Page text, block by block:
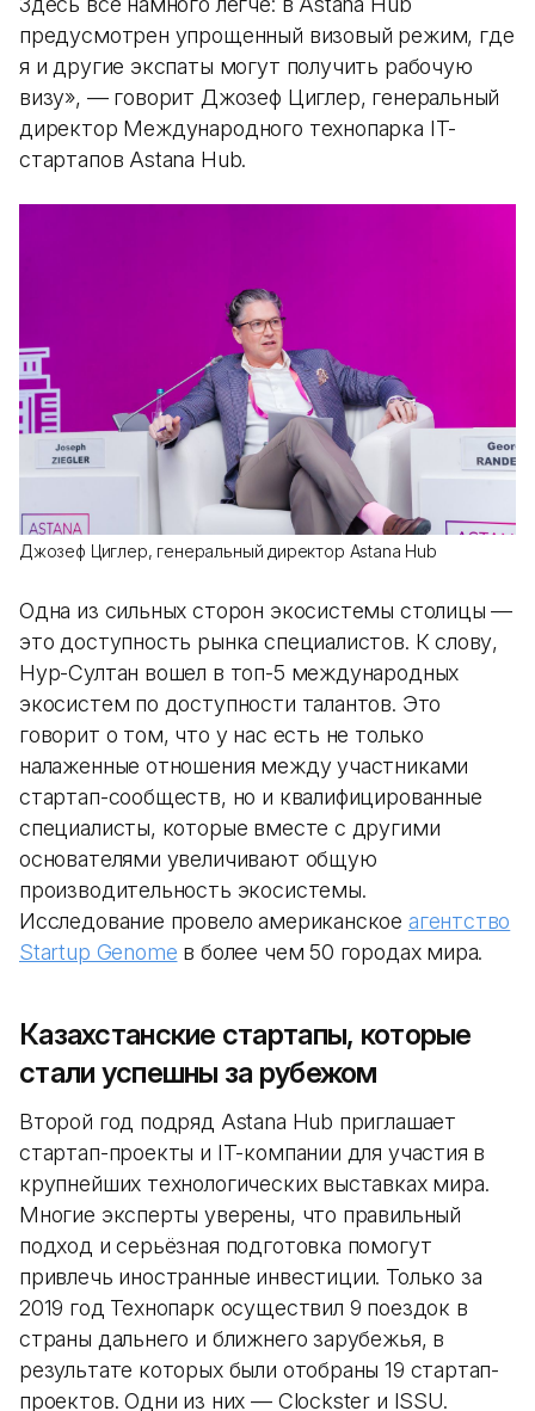
предусмотрен упрощенный визовый режим, где
я и другие экспаты могут получить рабочую
визу», — говорит Джозеф Циглер, генеральный
директор Международного технопарка IT-
стартапов Astana Hub.
Джозеф Циглер, генеральный директор Astana Hub
Одна из сильных сторон экосистемы столицы —
это доступность рынка специалистов. К слову,
Нур-Султан вошел в топ-5 международных
экосистем по доступности талантов. Это
говорит о том, что у нас есть не только
налаженные отношения между участниками
стартап-сообществ, но и квалифицированные
специалисты, которые вместе с другими
основателями увеличивают общую
производительность экосистемы.
Исследование провело американское агентство
Startup Genome в более чем 50 городах мира.
Казахстанские стартапы, которые
стали успешны за рубежом
Второй год подряд Astana Hub приглашает
стартап-проекты и IT-компании для участия в
крупнейших технологических выставках мира.
Многие эксперты уверены, что правильный
подход и серьёзная подготовка помогут
привлечь иностранные инвестиции. Только за
2019 год Технопарк осуществил 9 поездок в
страны дальнего и ближнего зарубежья, в
результате которых были отобраны 19 стартап-
проектов. Одни из них — Сlockster и ISSU.